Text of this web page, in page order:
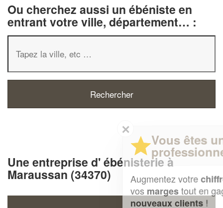
Ou cherchez aussi un ébéniste en
entrant votre ville, département… :
Une entreprise d' ébénisterie à
Maraussan (34370)
Vous êtes un
professionnel ?
Augmentez votrechiffre d'affaireset
tout en gagnant de
nouveaux clients!